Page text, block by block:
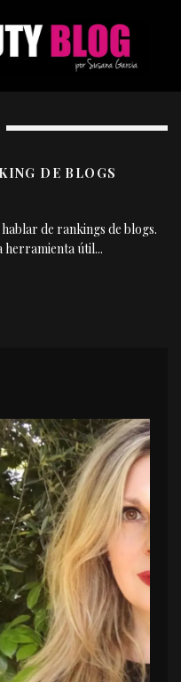
DE BLOGS
de rankings de blogs.
herramienta útil...